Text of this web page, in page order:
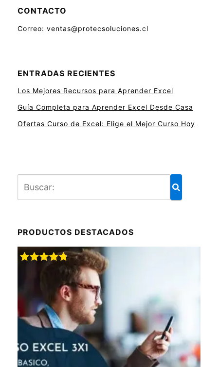
CONTACTO
Correo: ventas@protecsoluciones.cl
ENTRADAS RECIENTES
Los Mejores Recursos para Aprender Excel
Guía Completa para Aprender Excel Desde Casa
Ofertas Curso de Excel: Elige el Mejor Curso Hoy
PRODUCTOS DESTACADOS